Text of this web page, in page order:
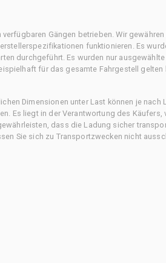
Gängen betrieben. Wir gewähren
funktionieren. Es
durchgeführt. Es wurden nur
für das gesamte Fahrgestell gelten
Dimensionen unter Last können je nach
Es liegt in der Verantwortung des Käufers,
dass die Ladung sicher
Sie sich zu Transportzwecken nicht